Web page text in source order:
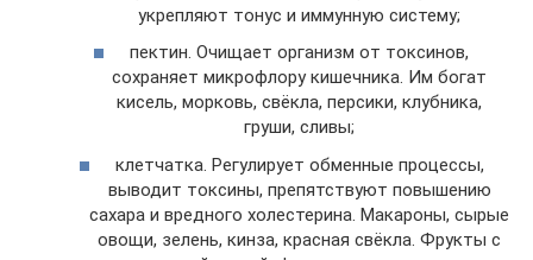
укрепляют тонус и иммунную систему;
пектин. Очищает организм от токсинов,
сохраняет микрофлору кишечника. Им богат
кисель, морковь, свёкла, персики, клубника,
груши, сливы;
клетчатка. Регулирует обменные процессы,
выводит токсины, препятствуют повышению
сахара и вредного холестерина. Макароны, сырые
овощи, зелень, кинза, красная свёкла. Фрукты с